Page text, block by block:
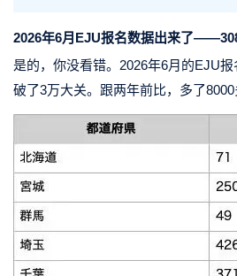
2026年6月EJU报名数据出来了
是的，你没看错。2026年6月的EJU
破了3万大关。跟两年前比，多了8000